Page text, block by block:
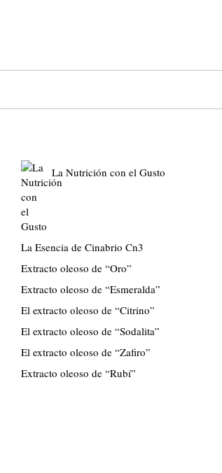
La Nutrición con el Gusto
La Esencia de Cinabrio Cn3
Extracto oleoso de “Oro”
Extracto oleoso de “Esmeralda”
El extracto oleoso de “Citrino”
El extracto oleoso de “Sodalita”
El extracto oleoso de “Zafiro”
Extracto oleoso de “Rubí”